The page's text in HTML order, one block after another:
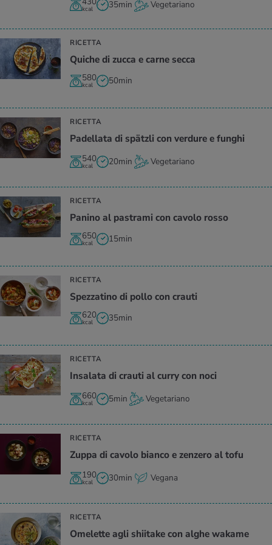
kcal 35min Vegetariano
RICETTA
Qui­che di zucca e carne secca
580
kcal 50min
RICETTA
Pa­del­la­ta di spätzli con ver­du­re e fun­ghi
540
kcal 20min Vegetariano
RICETTA
Pa­ni­no al pa­stra­mi con ca­vo­lo rosso
650
kcal 15min
RICETTA
Spez­za­ti­no di pollo con crau­ti
620
kcal 35min
RICETTA
In­sa­la­ta di crau­ti al curry con noci
660
kcal 5min Vegetariano
RICETTA
Zuppa di ca­vo­lo bian­co e zen­ze­ro al tofu
190
kcal 30min Vegana
RICETTA
Ome­let­te agli shii­ta­ke con alghe wa­ka­me